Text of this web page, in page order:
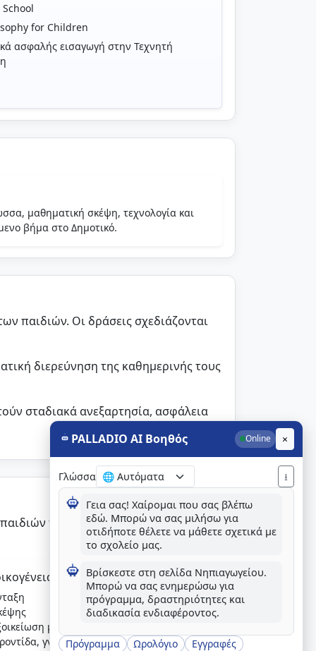
- πρώτη επαφή με την
for Children
ασφαλής εισαγωγή στην Τεχνητή
μαθηματική σκέψη, τεχνολογία και
βήμα στο Δημοτικό.
παιδιών. Οι δράσεις σχεδιάζονται
διερεύνηση της καθημερινής τους
σταδιακά ανεξαρτησία, ασφάλεια
πρώτης σχολικής ηλικίας και
με τεχνολογία
γνώση και δημιουργία
PALLADIO AI Βοηθός Online ×
Γλώσσα ⭳
Γεια σας! Χαίρομαι που σας βλέπω
εδώ. Μπορώ να σας μιλήσω για
οτιδήποτε θέλετε να μάθετε σχετικά με
το σχολείο μας.
Βρίσκεστε στη σελίδα Νηπιαγωγείου.
Μπορώ να σας ενημερώσω για
πρόγραμμα, δραστηριότητες και
διαδικασία ενδιαφέροντος.
Πρόγραμμα Ωρολόγιο Εγγραφές